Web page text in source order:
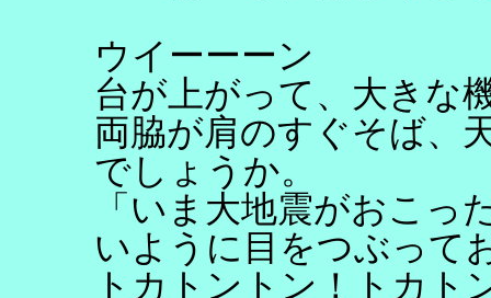
ウイーーーン
台が上がって、大きな
両脇が肩のすぐそば、
でしょうか。
「いま大地震がおこ
いように目をつぶって
トカトントン！トカト